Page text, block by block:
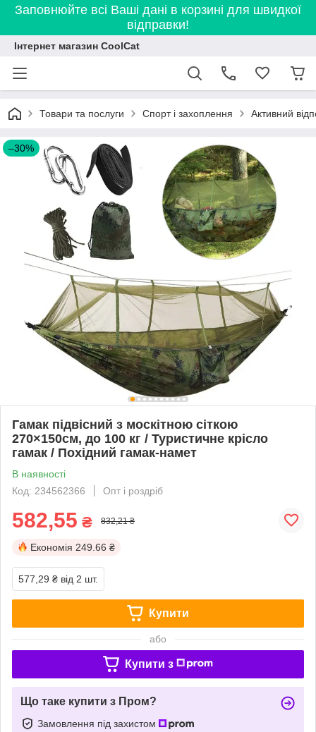
Заповнюйте всі Ваші дані в корзині для швидкої
відправки!
Інтернет магазин CoolCat
Товари та послуги Спорт і захоплення Активний
–30%
Гамак підвісний з москітною сіткою
270×150см, до 100 кг / Туристичне крісло
гамак / Похідний гамак-намет
В наявності
Код: 234562366
Опт і роздріб
582,55 ₴ 832,21 ₴
Економія 249.66 ₴
577,29 ₴ від 2 шт.
Купити
або
Купити з
Що таке купити з Пром?
Замовлення під захистом